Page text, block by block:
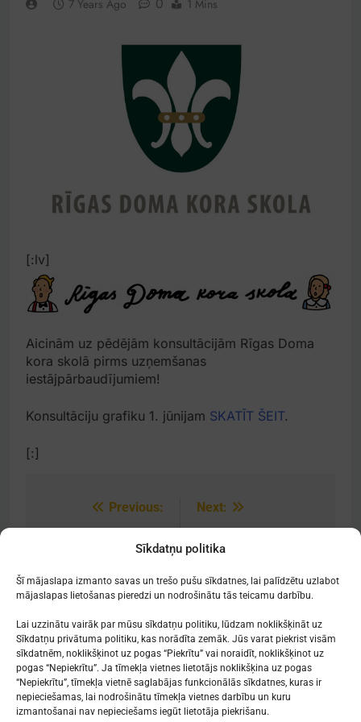
Sīkdatņu politika
Šī mājaslapa izmanto savas un trešo pušu sīkdatnes, lai palīdzētu uzlabot
mājaslapas lietošanas pieredzi un nodrošinātu tās teicamu darbību.
Lai uzzinātu vairāk par mūsu sīkdatņu politiku, lūdzam noklikšķināt uz
Sīkdatņu privātuma politiku, kas norādīta zemāk. Jūs varat piekrist visām
sīkdatnēm, noklikšķinot uz pogas “Piekrītu” vai noraidīt, noklikšķinot uz
pogas “Nepiekrītu”. Ja tīmekļa vietnes lietotājs noklikšķina uz pogas
“Nepiekrītu”, tīmekļa vietnē saglabājas funkcionālās sīkdatnes, kuras ir
nepieciešamas, lai nodrošinātu tīmekļa vietnes darbību un kuru
izmantošanai nav nepieciešams iegūt lietotāja piekrišanu.
7 Years Ago 0 1 Mins
[:lv]
Aicinām uz pēdējām konsultācijām Rīgas Doma
kora skolā pirms uzņemšanas
iestājpārbaudījumiem!
Konsultāciju grafiku 1. jūnijam SKATĪT ŠEIT.
[:]
Previous:
pateicība skolas
saimei[:]
Next:
saņēmēji[:]
Mākslu izglītības kompetences centrs
"Nacionālā Mākslu vidusskola"
RĪGAS DOMA KORA SKOLA